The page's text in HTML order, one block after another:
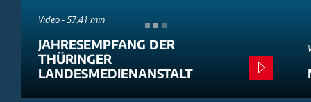
Video - 57:41 min
JAHRESEMPFANG DER
THÜRINGER
LANDESMEDIENANSTALT